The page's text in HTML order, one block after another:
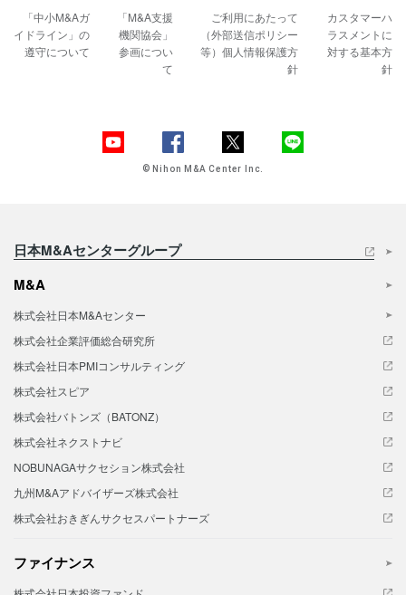
「中小M&Aガ
イドライン」の
遵守について
「M&A支援
機関協会」
参画につい
て
ご利用にあたって
（外部送信ポリシー
等）個人情報保護方
針
カスタマーハ
ラスメントに
対する基本方
針
© Nihon M&A Center Inc.
日本M&Aセンターグループ
M&A
株式会社日本M&Aセンター
株式会社企業評価総合研究所
株式会社日本PMIコンサルティング
株式会社スピア
株式会社バトンズ（BATONZ）
株式会社ネクストナビ
NOBUNAGAサクセション株式会社
九州M&Aアドバイザーズ株式会社
株式会社おきぎんサクセスパートナーズ
ファイナンス